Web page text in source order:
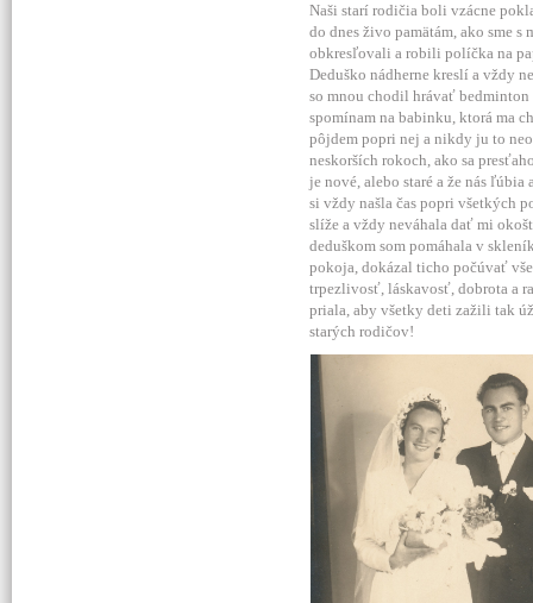
Naši starí rodičia boli vzácne
do dnes živo pamätám, ako sme
obkresľovali a robili políčka na
Deduško nádherne kreslí a vždy
so mnou chodil hrávať
spomínam na babinku, ktorá ma
pôjdem popri nej a nikdy ju to
neskorších rokoch, ako sa
je nové, alebo staré a že nás
si vždy našla čas popri všetkých
slíže a vždy neváhala dať mi
deduškom som pomáhala v
pokoja, dokázal ticho počúvať
trpezlivosť, láskavosť, dobrota a
priala, aby všetky deti zažili tak
starých rodičov!